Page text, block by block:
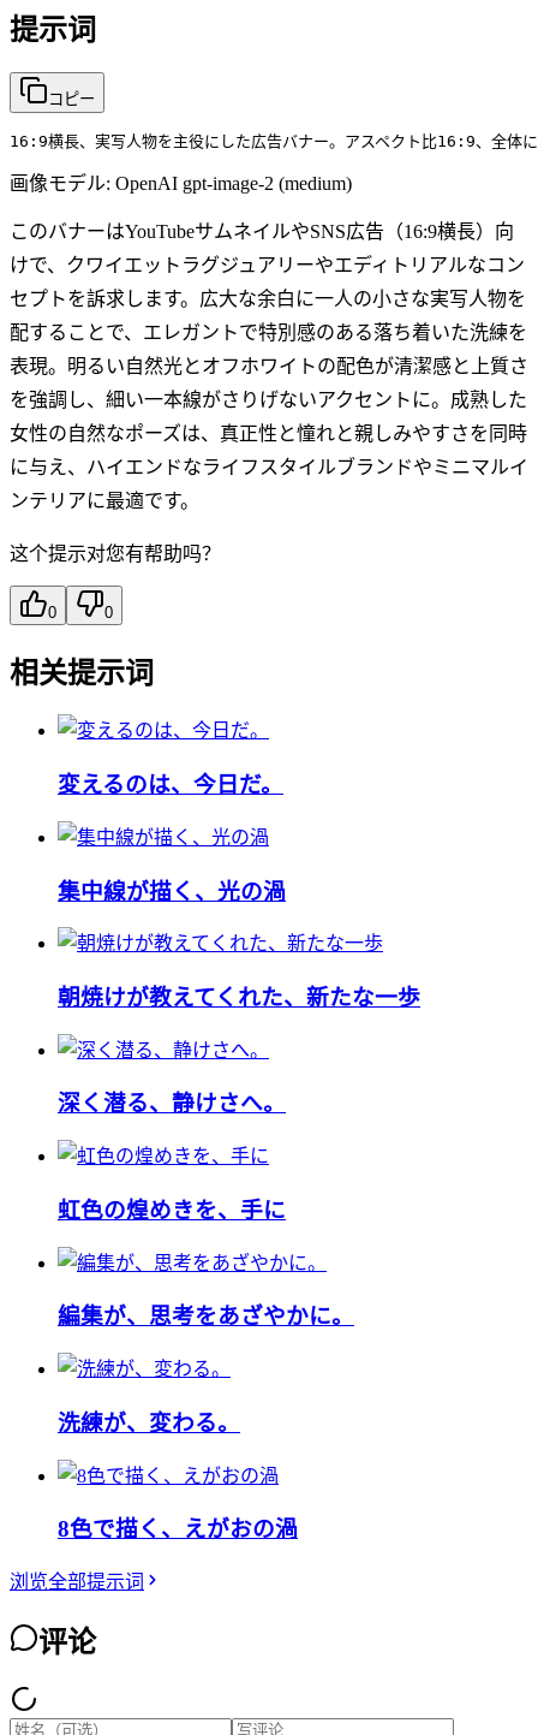
提示词
コピー
16:9横長、実写人物を主役にした広告バナー。アスペクト比16:9、全体
画像モデル: OpenAI gpt-image-2 (medium)
このバナーはYouTubeサムネイルやSNS広告（16:9横長）向
けで、クワイエットラグジュアリーやエディトリアルなコン
セプトを訴求します。広大な余白に一人の小さな実写人物を
配することで、エレガントで特別感のある落ち着いた洗練を
表現。明るい自然光とオフホワイトの配色が清潔感と上質さ
を強調し、細い一本線がさりげないアクセントに。成熟した
女性の自然なポーズは、真正性と憧れと親しみやすさを同時
に与え、ハイエンドなライフスタイルブランドやミニマルイ
ンテリアに最適です。
这个提示对您有帮助吗？
0 0
相关提示词
変えるのは、今日だ。
集中線が描く、光の渦
朝焼けが教えてくれた、新たな一歩
深く潜る、静けさへ。
虹色の煌めきを、手に
編集が、思考をあざやかに。
洗練が、変わる。
8色で描く、えがおの渦
浏览全部提示词
评论